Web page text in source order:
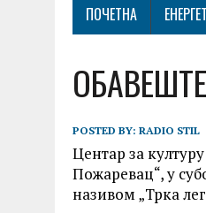
ПОЧЕТНА
POSTED BY: RADIO STIL
Центар за
Пожаревац“, у
називом „Трка